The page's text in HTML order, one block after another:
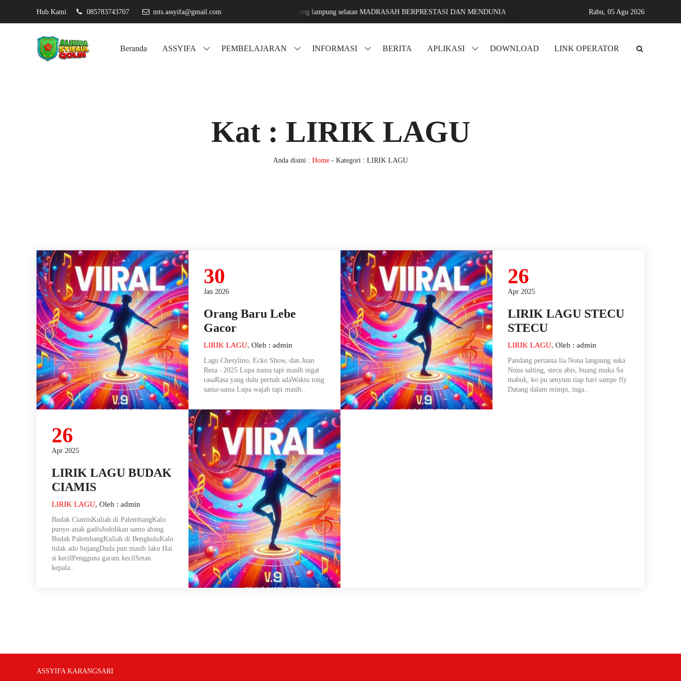
Hub Kami 085783743707 mts.assyifa@gmail.comAssyifa karang sari jati agung lampung selatan MADRASAH BERPRESTASI DAN MENDUNIA Assyifa karang sari jati agung lampung selatan
Rabu, 05 Agu 2026
Beranda ASSYIFA PEMBELAJARAN INFORMASI BERITA APLIKASI DOWNLOAD LINK OPERATOR
Kat : LIRIK LAGU
Anda disini : Home - Kategori : LIRIK LAGU
30
Jan 2026
Orang Baru Lebe
Gacor
LIRIK LAGU, Oleh : admin
Lagu Chesylino, Ecko Show, dan Juan
Reza ‧ 2025 Lupa nama tapi masih ingat
rasaRasa yang dulu pernah adaWaktu tong
sama-sama Lupa wajah tapi masih..
26
Apr 2025
LIRIK LAGU STECU
STECU
LIRIK LAGU, Oleh : admin
Pandang pertama lia Nona langsung suka
Nona salting, stecu abis, buang muka Sa
mabuk, ko pu senyum tiap hari sampe fly
Datang dalam mimpi, inga..
26
Apr 2025
LIRIK LAGU BUDAK
CIAMIS
LIRIK LAGU, Oleh : admin
Budak CiamisKuliah di PalembangKalo
punyo anak gadisJodohkan samo abang
Budak PalembangKuliah di BengkuluKalo
tidak ado bujangDuda pun masih laku Hai
si kecilPengguna garam kecilSetan
kepala..
ASSYIFA KARANGSARI